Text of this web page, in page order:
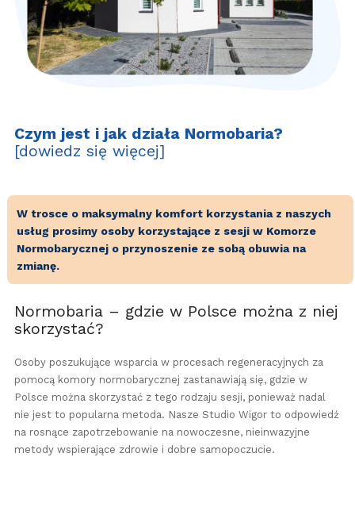
Czym jest i jak działa Normobaria?
[dowiedz się więcej]
W trosce o maksymalny komfort korzystania z naszych
usług prosimy osoby korzystające z sesji w Komorze
Normobarycznej o przynoszenie ze sobą obuwia na
zmianę.
Normobaria – gdzie w Polsce można z niej
skorzystać?
Osoby poszukujące wsparcia w procesach regeneracyjnych za
pomocą komory normobarycznej zastanawiają się, gdzie w
Polsce można skorzystać z tego rodzaju sesji, ponieważ nadal
nie jest to popularna metoda. Nasze Studio Wigor to odpowiedź
na rosnące zapotrzebowanie na nowoczesne, nieinwazyjne
metody wspierające zdrowie i dobre samopoczucie.